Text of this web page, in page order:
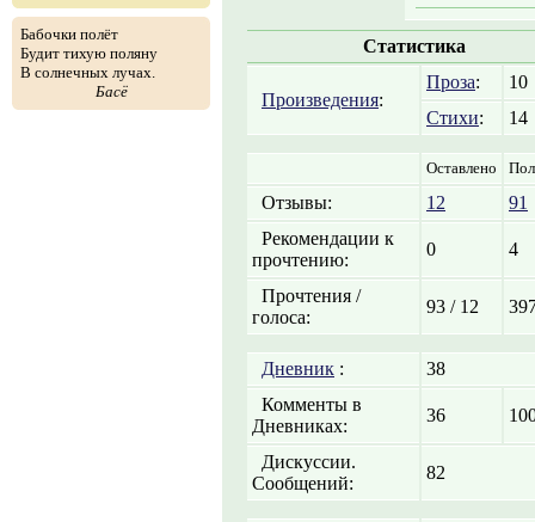
Бабочки полёт
Будит тихую поляну
В солнечных лучах.
Басё
Статистика
Произведения:
Проза:
10
Стихи: 14
Оставлено
Отзывы: 12
91
Рекомендации к
прочтению:
0 4
Прочтения /
голоса:
93 / 12
Дневник :
38
Комменты в
Дневниках:
36
Дискуссии.
Сообщений:
82